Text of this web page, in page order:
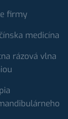
firmy
medicína
rázová vlna